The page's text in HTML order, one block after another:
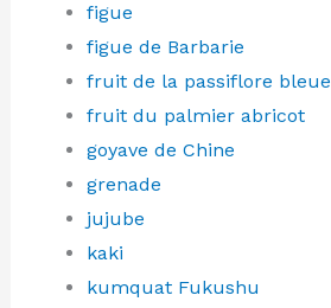
figue
figue de Barbarie
fruit de la passiflore bleue
fruit du palmier abricot
goyave de Chine
grenade
jujube
kaki
kumquat Fukushu